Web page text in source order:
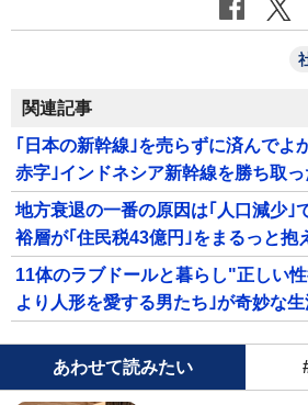
関連記事
｢日本の新幹線｣を売らずに済んで
赤字｣インドネシア新幹線を勝ち取
地方衰退の一番の原因は｢人口減少｣
裕層が｢住民税43億円｣をまるっと抱
11体のラブドールと暮らし"正しい
より人形を愛する男たち｣が奇妙な
あわせて読みたい